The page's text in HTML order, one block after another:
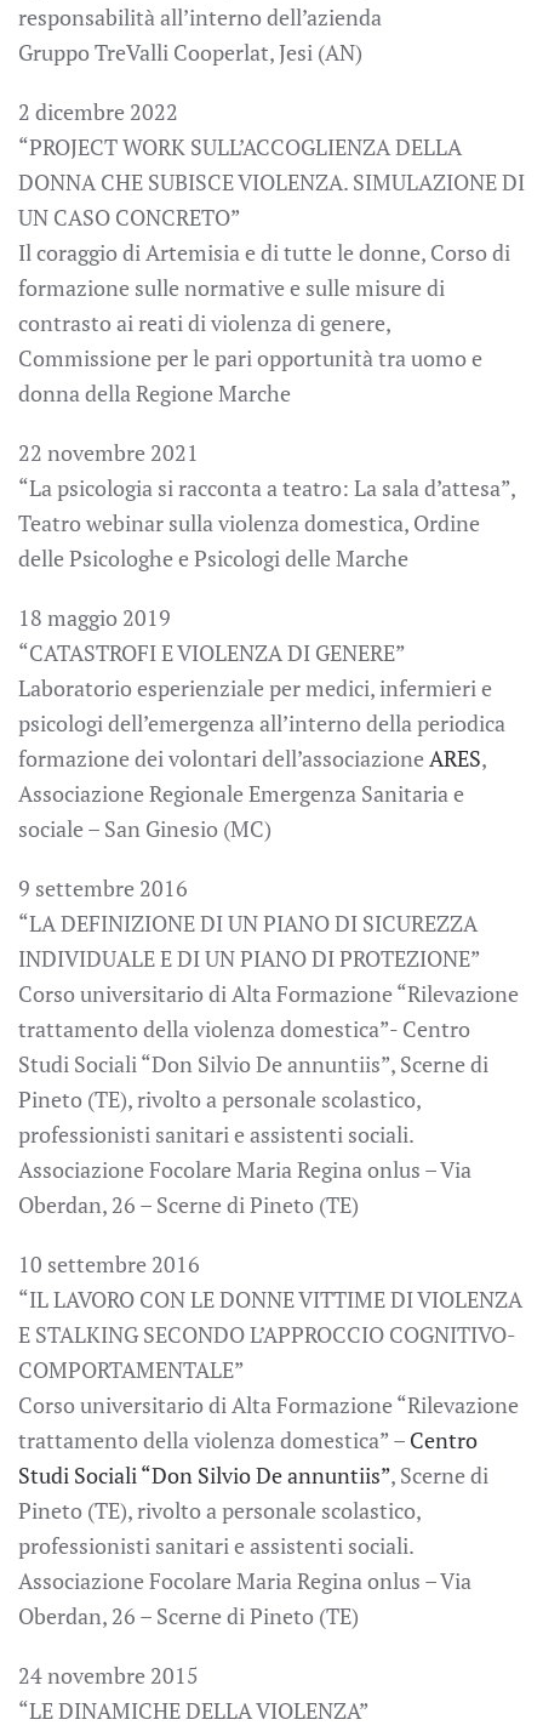
responsabilità all’interno dell’azienda
Gruppo TreValli Cooperlat, Jesi (AN)
2 dicembre 2022
“PROJECT WORK SULL’ACCOGLIENZA DELLA
DONNA CHE SUBISCE VIOLENZA. SIMULAZIONE DI
UN CASO CONCRETO”
Il coraggio di Artemisia e di tutte le donne, Corso di
formazione sulle normative e sulle misure di
contrasto ai reati di violenza di genere,
Commissione per le pari opportunità tra uomo e
donna della Regione Marche
22 novembre 2021
“La psicologia si racconta a teatro: La sala d’attesa”,
Teatro webinar sulla violenza domestica, Ordine
delle Psicologhe e Psicologi delle Marche
18 maggio 2019
“CATASTROFI E VIOLENZA DI GENERE”
Laboratorio esperienziale per medici, infermieri e
psicologi dell’emergenza all’interno della periodica
formazione dei volontari dell’associazione ARES,
Associazione Regionale Emergenza Sanitaria e
sociale – San Ginesio (MC)
9 settembre 2016
“LA DEFINIZIONE DI UN PIANO DI SICUREZZA
INDIVIDUALE E DI UN PIANO DI PROTEZIONE”
Corso universitario di Alta Formazione “Rilevazione
trattamento della violenza domestica”- Centro
Studi Sociali “Don Silvio De annuntiis”, Scerne di
Pineto (TE), rivolto a personale scolastico,
professionisti sanitari e assistenti sociali.
Associazione Focolare Maria Regina onlus – Via
Oberdan, 26 – Scerne di Pineto (TE)
10 settembre 2016
“IL LAVORO CON LE DONNE VITTIME DI VIOLENZA
E STALKING SECONDO L’APPROCCIO COGNITIVO-
COMPORTAMENTALE”
Corso universitario di Alta Formazione “Rilevazione
trattamento della violenza domestica” – Centro
Studi Sociali “Don Silvio De annuntiis”, Scerne di
Pineto (TE), rivolto a personale scolastico,
professionisti sanitari e assistenti sociali.
Associazione Focolare Maria Regina onlus – Via
Oberdan, 26 – Scerne di Pineto (TE)
24 novembre 2015
“LE DINAMICHE DELLA VIOLENZA”